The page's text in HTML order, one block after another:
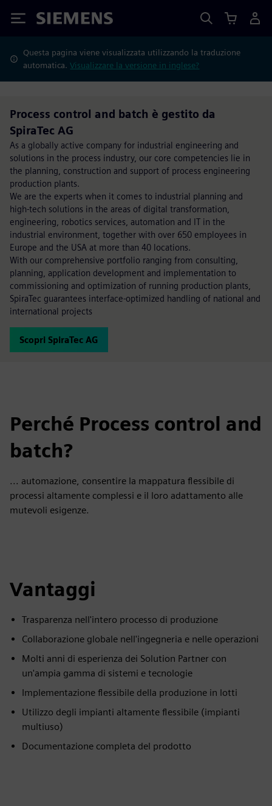
Siemens
Questa pagina viene visualizzata utilizzando la traduzione
automatica.Visualizzare la versione in inglese?
Process control and batch è gestito da
SpiraTec AG
As a globally active company for industrial engineering and
solutions in the process industry, our core competencies lie in
the planning, construction and support of process engineering
production plants.
We are the experts when it comes to industrial planning and
high-tech solutions in the areas of digital transformation,
engineering, robotics services, automation and IT in the
industrial environment, together with over 650 employees in
Europe and the USA at more than 40 locations.
With our comprehensive portfolio ranging from consulting,
planning, application development and implementation to
commissioning and optimization of running production plants,
SpiraTec guarantees interface-optimized handling of national and
international projects
Scopri SpiraTec AG
Perché Process control and
batch?
... automazione, consentire la mappatura flessibile di
processi altamente complessi e il loro adattamento alle
mutevoli esigenze.
Vantaggi
Trasparenza nell'intero processo di produzione
Collaborazione globale nell'ingegneria e nelle operazioni
Molti anni di esperienza dei Solution Partner con
un'ampia gamma di sistemi e tecnologie
Implementazione flessibile della produzione in lotti
Utilizzo degli impianti altamente flessibile (impianti
multiuso)
Documentazione completa del prodotto